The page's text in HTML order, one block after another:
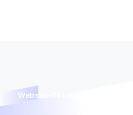
Website Oktos Lagoa Nova